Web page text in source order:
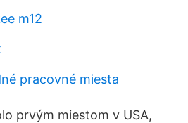
m12
pracovné miesta
prvým miestom v USA,